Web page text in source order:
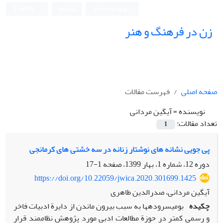
زن در فرهنگ و هنر
صفحه اصلی
فهرست مقالات
نویسنده =آیگین مردانی
تعداد مقالات:
1
پی‏ جویی نشانه ‏های نوشتار زنانه در سه‏ خشتی‏ های کرمانجی
دوره 12، شماره 1، بهار 1399، صفحه
1-17
https://doi.org/10.22059/jwica.2020.301699.1425
آیگین مردانی، صدرالدین طاهری
چکیده بومی‏سروده‏ها به‏ سبب بیرون ماندن از دایرة ادبیات فاخر
و رسمی کمتر در حوزة مطالعات ادبی مورد پژوهش نظام‏مند قرار